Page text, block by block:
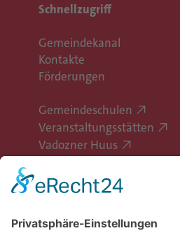
Schnellzugriff
Gemeindekanal
Kontakte
Förderungen
Gemeindeschulen
Veranstaltungsstätten
Vadozner Huus